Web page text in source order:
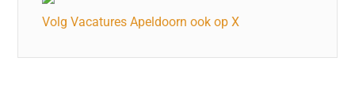
Volg Vacatures Apeldoorn ook op X